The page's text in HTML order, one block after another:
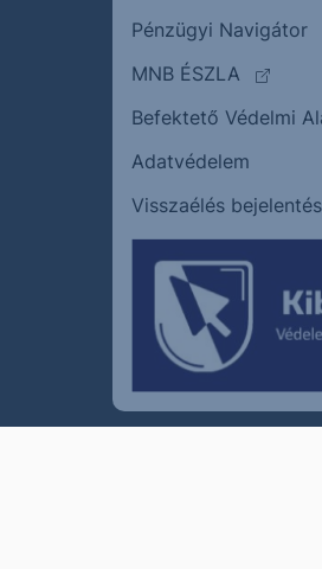
Pénzügyi Navigátor
MNB ÉSZLA
(külső
Befektető Védelmi
Adatvédelem
Visszaélés